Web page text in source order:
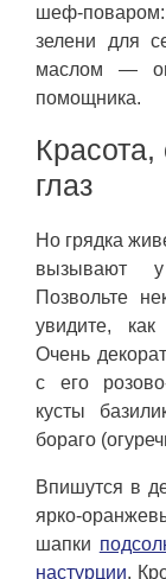
шеф-
зелени для
маслом —
помощника.
Красота,
глаз
Но грядка
вызывают у
Позвольте
увидите,
Очень
с его
кусты
бораго
Впишутся в
ярко-
шапки
настурции.